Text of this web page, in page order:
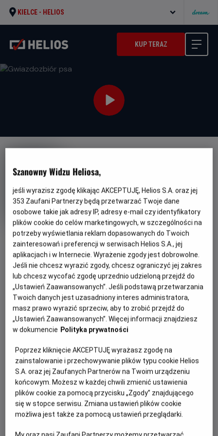
KIELCE - HELIOS
KUP TERAZ
OBSERWUJ
Gwiazdozbiór psa
Oryginalny
tytuł
The Dog Stars Gatunek
Akcja
Minimalny
wiek
Od 13 lat
Czas
trwania
119 min
Kraj
i
rok
produkcji
USA (2026)
PREMIERA
28 sierpnia 2026
REŻYSERIA
Ridley Scott
SCENARIUSZ
Mark L. Smith
OBSADA
Josh Brolin, Guy Pearce, Benedict Wong, Allison Janney,
Margaret Qualley, Jacob Elordi
WIĘCEJ SZCZEGÓŁÓW
GODZINY SEANSÓW
PIĄTEK, 28 SIERPNIA 2026
PIĄTEK,
SIERPNIA
2026
17:30
2D, napisy
19:00
2D, napisy
POKAŻ KOLEJNE DNI
- Dolby Atmos
Szanowny Widzu Heliosa,
jeśli wyrazisz zgodę klikając AKCEPTUJĘ, Helios S.A. oraz jej
353 Zaufani Partnerzy będą przetwarzać Twoje dane
osobowe takie jak adresy IP, adresy e-mail czy identyfikatory
plików cookie do celów marketingowych, w szczególności na
potrzeby wyświetlania reklam dopasowanych do Twoich
zainteresowań i preferencji w serwisach Helios S.A., jej
aplikacjach i w Internecie. Wyrażenie zgody jest dobrowolne.
Jeśli nie chcesz wyrazić zgody, chcesz ograniczyć jej zakres
lub chcesz wycofać zgodę uprzednio udzieloną przejdź do
„Ustawień Zaawansowanych”. Jeśli podstawą przetwarzania
Twoich danych jest uzasadniony interes administratora,
masz prawo wyrazić sprzeciw, aby to zrobić przejdź do
„Ustawień Zaawansowanych”. Więcej informacji znajdziesz
w dokumencie Polityka prywatności
Poprzez kliknięcie AKCEPTUJĘ wyrażasz zgodę na
zainstalowanie i przechowywanie plików typu cookie Helios
S.A. oraz jej Zaufanych Partnerów na Twoim urządzeniu
końcowym. Możesz w każdej chwili zmienić ustawienia
plików cookie za pomocą przycisku „Zgody” znajdującego
się w stopce serwisu. Zmiana ustawień plików cookie
możliwa jest także za pomocą ustawień przeglądarki.